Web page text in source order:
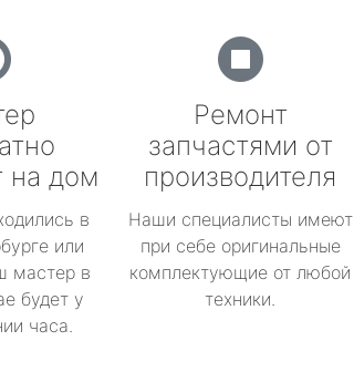
на дом
в
или
мастер в
будет у
часа.
Ремонт
запчастями от
производителя
Наши специалисты имеют
при себе оригинальные
комплектующие от любой
техники.